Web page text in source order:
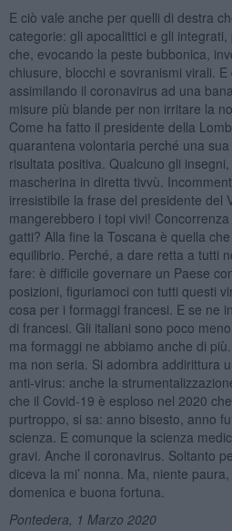
E ciò vale anche per quelli di destra
categorie: gli apocalittici e gli
che, evocando la peste bubbonica,
chiusure, blocchi e sovranismi virali. E
assimilando il coronavirus ad una
misure più blande per non irritare la
Come ha fatto il presidente della
quarantena volontaria perché una
risultata positiva. Qualcuno gli
mascherina in diretta tivvù.
irresistibile la frase del presidente del
mangerebbero i topi vivi!
gatti? Alla fine la Toscana è quella
equilibrio. Perché, a dare retta a tutti
fare: è difficile governare un Paese
posizioni, figuriamoci con tutti questi
cosa per i formaggi francesi. E se ne
di francesi. Gli italiani sono poco
ma formaggi ne abbiamo anche di
ma non seria. Si adombra addirittura
anti-virus: anche la
che il Covid-19 è esploso nel 2020
purtroppo, si sa: anno bisesto, anno
scienza. E comunque la scienza
gravi. Anche il coronavirus. Soltanto
diceva la mi’ nonna. Ma, niente
domenica e buona fortuna.
Pontedera, 1 Marzo 2020